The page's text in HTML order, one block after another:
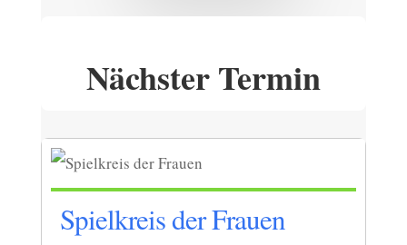
Nächster Termin
Spielkreis der Frauen